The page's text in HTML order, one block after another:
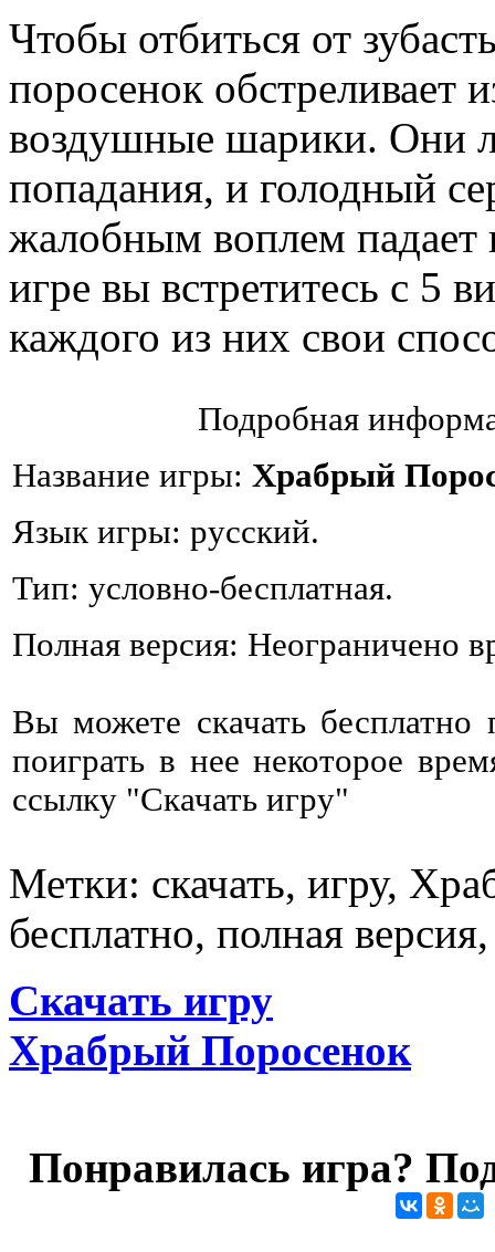
Чтобы отбиться от
поросенок обстреливает
воздушные шарики. Они
попадания, и голодный
жалобным воплем падает
игре вы встретитесь с 5
каждого из них свои
Подробная
Название игры: Храбрый
Язык игры: русский.
Тип: условно-бесплатная.
Полная версия: Неограничено
Вы можете скачать
поиграть в нее некоторое
ссылку "Скачать игру"
Метки: скачать, игру,
бесплатно, полная версия,
Скачать игру
Храбрый Поросенок
Понравилась игра?